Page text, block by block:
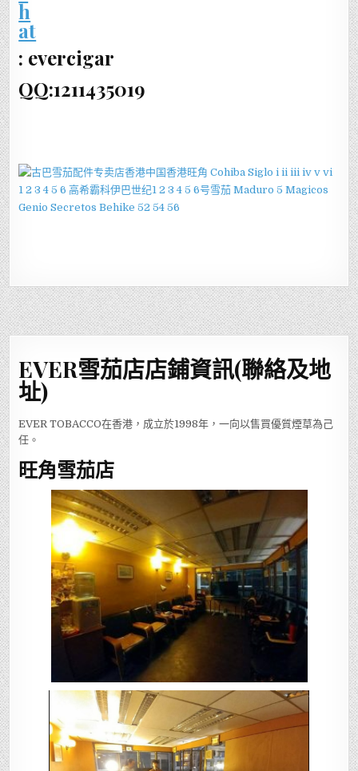
: evercigar
QQ:1211435019
EVER雪茄店店鋪資訊(聯絡及地
址)
EVER TOBACCO在香港，成立於1998年，一向以售買優質煙草為己
任。
旺角雪茄店